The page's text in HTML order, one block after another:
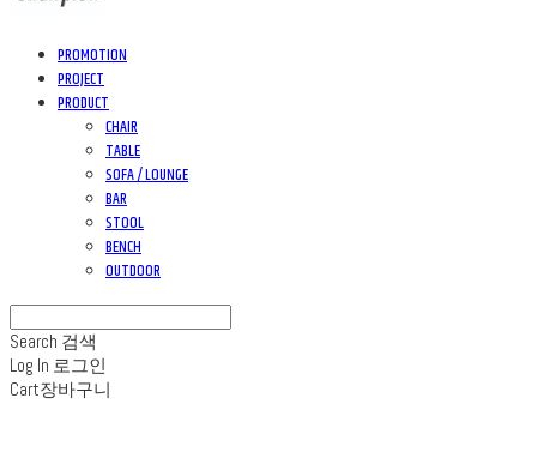
PROMOTION
PROJECT
PRODUCT
CHAIR
TABLE
SOFA / LOUNGE
BAR
STOOL
BENCH
OUTDOOR
Search 검색
Log In 로그인
Cart장바구니